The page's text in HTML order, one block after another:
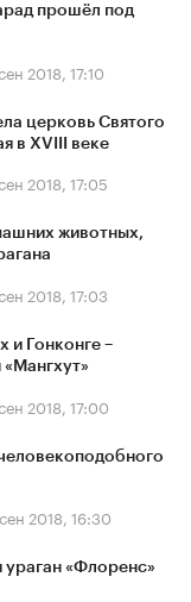
прошёл под
2018, 17:10
церковь Святого
в XVIII веке
2018, 17:05
животных,
2018, 17:03
и Гонконге –
2018, 17:00
2018, 16:30
«Флоренс»